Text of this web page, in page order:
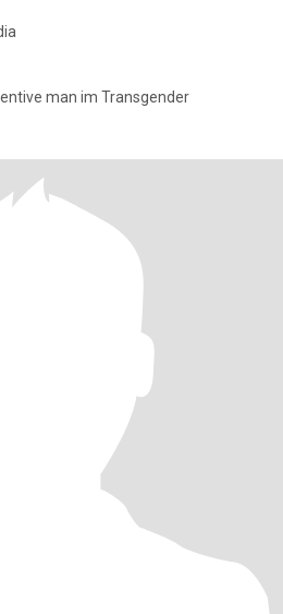
man im Transgender